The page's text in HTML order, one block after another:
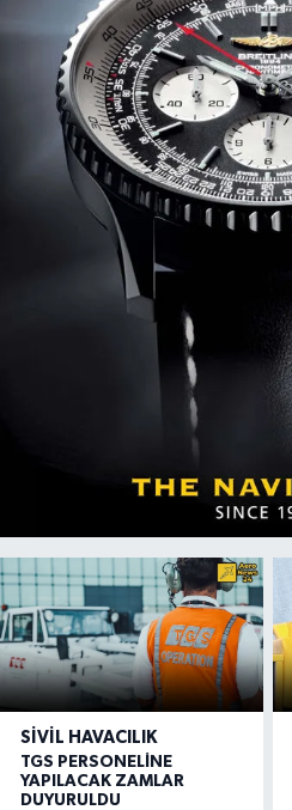
SIVIL HAVACILIK
TGS PERSONELİNE
YAPILACAK ZAMLAR
DUYURULDU